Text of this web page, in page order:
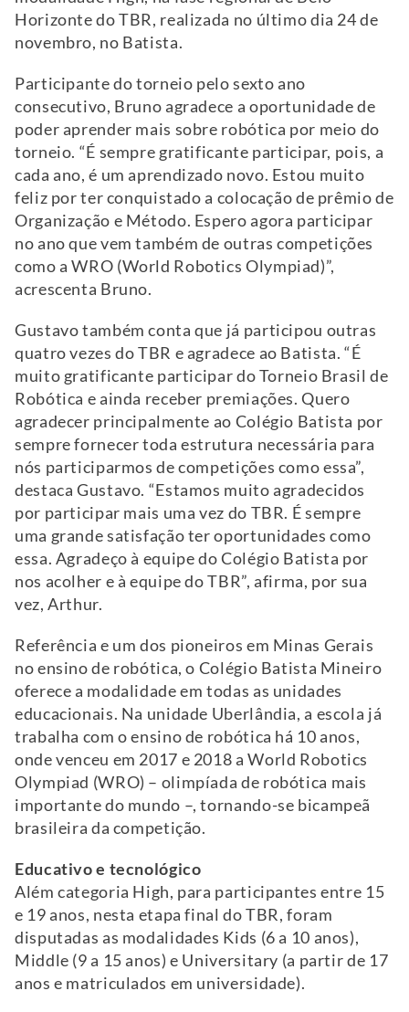
Horizonte do TBR, realizada no último dia 24 de
novembro, no Batista.
Participante do torneio pelo sexto ano
consecutivo, Bruno agradece a oportunidade de
poder aprender mais sobre robótica por meio do
torneio. “É sempre gratificante participar, pois, a
cada ano, é um aprendizado novo. Estou muito
feliz por ter conquistado a colocação de prêmio de
Organização e Método. Espero agora participar
no ano que vem também de outras competições
como a WRO (World Robotics Olympiad)”,
acrescenta Bruno.
Gustavo também conta que já participou outras
quatro vezes do TBR e agradece ao Batista. “É
muito gratificante participar do Torneio Brasil de
Robótica e ainda receber premiações. Quero
agradecer principalmente ao Colégio Batista por
sempre fornecer toda estrutura necessária para
nós participarmos de competições como essa”,
destaca Gustavo. “Estamos muito agradecidos
por participar mais uma vez do TBR. É sempre
uma grande satisfação ter oportunidades como
essa. Agradeço à equipe do Colégio Batista por
nos acolher e à equipe do TBR”, afirma, por sua
vez, Arthur.
Referência e um dos pioneiros em Minas Gerais
no ensino de robótica, o Colégio Batista Mineiro
oferece a modalidade em todas as unidades
educacionais. Na unidade Uberlândia, a escola já
trabalha com o ensino de robótica há 10 anos,
onde venceu em 2017 e 2018 a World Robotics
Olympiad (WRO) – olimpíada de robótica mais
importante do mundo –, tornando-se bicampeã
brasileira da competição.
Educativo e tecnológico
Além categoria High, para participantes entre 15
e 19 anos, nesta etapa final do TBR, foram
disputadas as modalidades Kids (6 a 10 anos),
Middle (9 a 15 anos) e Universitary (a partir de 17
anos e matriculados em universidade).